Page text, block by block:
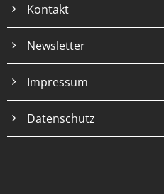
Kontakt
Newsletter
Impressum
Datenschutz